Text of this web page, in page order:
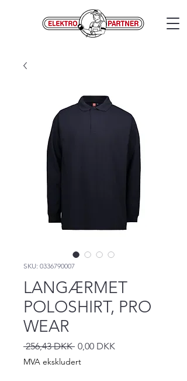
SKU: 0336790007
LANGÆRMET
POLOSHIRT, PRO
WEAR
256,43 DKK Vanlig
0,00 DKKSalgspris
MVA ekskludert